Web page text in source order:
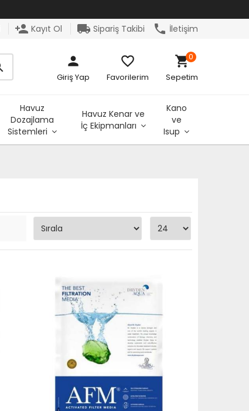
person_add Kayıt Ol local_shipping Sipariş Takibi phone İletişim
person
Giriş Yap
favorite_border
Favorilerim
shopping_cart
Sepetim
0
Havuz
Dozajlama
Sistemleri
Havuz Kenar ve
İç Ekipmanları
Kano
ve
Isup